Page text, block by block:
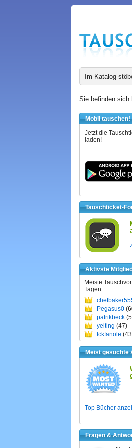
Im Katalog
Sie befinden sich
Mobil tauschen!
Jetzt die
laden!
Tauschticket-
Aktivste
Meiste
Tagen:
Pegasus0
patrikbeck
yeiting (47)
fckfanole
Meist gesuchte
Top Bücher
Fragen &